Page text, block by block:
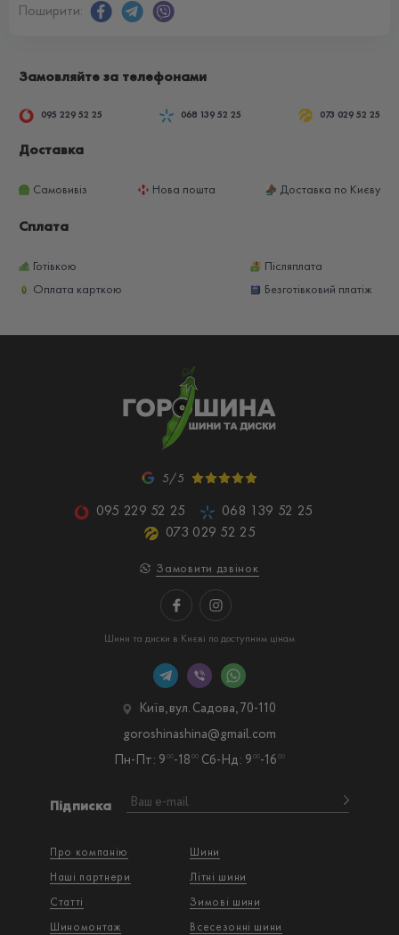
Поширити:
Замовляйте за телефонами
095 229 52 25 068 139 52 25 073 029 52 25
Доставка
Самовивіз Нова пошта Доставка по Києву
Сплата
Готівкою
Післяплата
Оплата карткою
Безготівковий платіж
5/5
095 229 52 25
068 139 52 25
073 029 52 25
Замовити дзвінок
Шини та диски в Києві по доступним цінам
Про компанію
Наші партнери
Статті
Шиномонтаж
Шини
Літні шини
Зимові шини
Всесезонні шини
Підписка
Київ, вул. Садова, 70-110
Пн-Пт: 9 00-18 00 Сб-Нд: 9 00-16 00
goroshinashina@gmail.com